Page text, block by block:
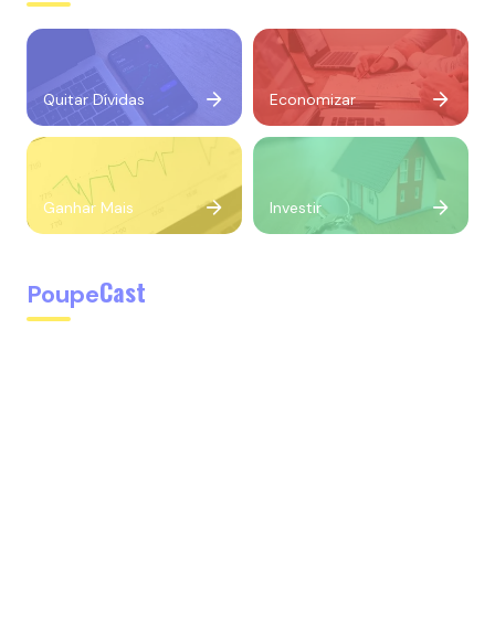
Quitar Dívidas Economizar
Ganhar Mais Investir
PoupeCast